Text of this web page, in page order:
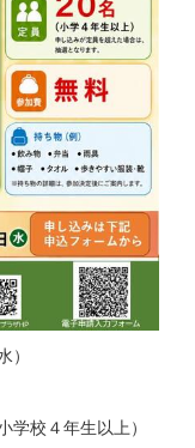
）
４年生以上）